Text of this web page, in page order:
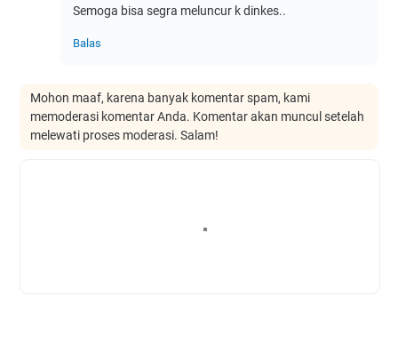
Semoga bisa segra meluncur k dinkes..
Balas
Mohon maaf, karena banyak komentar spam, kami
memoderasi komentar Anda. Komentar akan muncul setelah
melewati proses moderasi. Salam!